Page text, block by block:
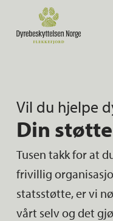
Vil du hjelpe
Din
Tusen takk for at
frivillig
statsstøtte, er vi
vårt selv og det